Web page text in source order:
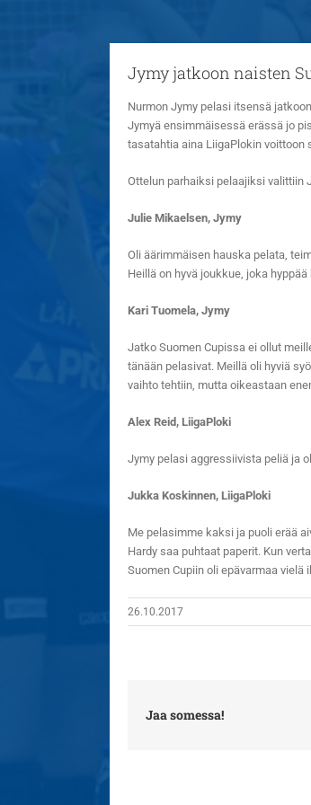
Jymy jatkoon naisten
Nurmon Jymy pelasi itsensä
Jymyä ensimmäisessä erässä jo
tasatahtia aina LiigaPlokin voittoon
Ottelun parhaiksi pelaajiksi valittiin
Julie Mikaelsen, Jymy
Oli äärimmäisen hauska pelata,
Heillä on hyvä joukkue, joka
Kari Tuomela, Jymy
Jatko Suomen Cupissa ei ollut
tänään pelasivat. Meillä oli hyviä
vaihto tehtiin, mutta oikeastaan
Alex Reid, LiigaPloki
Jymy pelasi aggressiivista peliä ja
Jukka Koskinnen, LiigaPloki
Me pelasimme kaksi ja puoli erää
Hardy saa puhtaat paperit. Kun
Suomen Cupiin oli epävarmaa vielä
26.10.2017
Jaa somessa!